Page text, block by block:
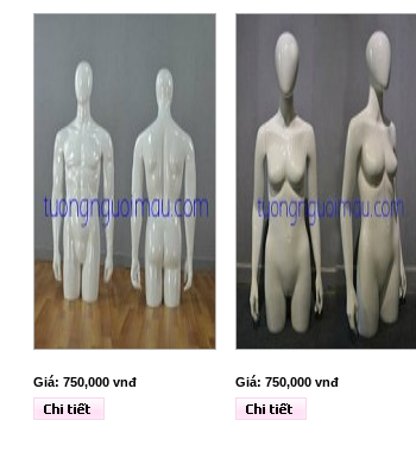
Giá: 750,000 vnđ Giá: 750,000 vnđ